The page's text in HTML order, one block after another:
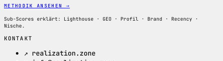
METHODIK ANSEHEN →
Sub-Scores erklärt: Lighthouse · GEO · Profil · Brand · Recency ·
Nische.
KONTAKT
↗ realization.zone